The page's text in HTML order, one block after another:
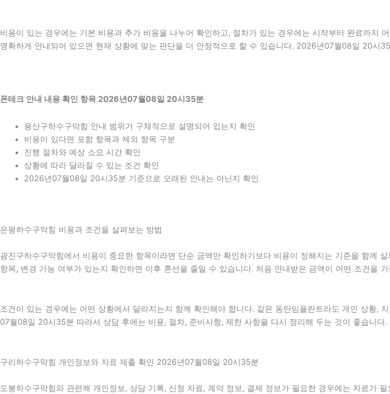
비용이 있는 경우에는 기본 비용과 추가 비용을 나누어 확인하고, 절차가 있는 경우에는 시작부터 완료까지
명확하게 안내되어 있으면 현재 상황에 맞는 판단을 더 안정적으로 할 수 있습니다. 2026년07월08일 20시
폰테크 안내 내용 확인 항목 2026년07월08일 20시35분
용산구하수구막힘 안내 범위가 구체적으로 설명되어 있는지 확인
비용이 있다면 포함 항목과 제외 항목 구분
진행 절차와 예상 소요 시간 확인
상황에 따라 달라질 수 있는 조건 확인
2026년07월08일 20시35분 기준으로 오래된 안내는 아닌지 확인
은평하수구막힘 비용과 조건을 살펴보는 방법
광진구하수구막힘에서 비용이 중요한 항목이라면 단순 금액만 확인하기보다 비용이 정해지는 기준을 함께
항목, 변경 가능 여부가 있는지 확인하면 이후 혼선을 줄일 수 있습니다. 처음 안내받은 금액이 어떤 조건을
조건이 있는 경우에는 어떤 상황에서 달라지는지 함께 확인해야 합니다. 같은 동탄임플란트라도 개인 상황,
07월08일 20시35분 따라서 상담 후에는 비용, 절차, 준비사항, 제한 사항을 다시 정리해 두는 것이 좋습니다.
구리하수구막힘 개인정보와 자료 제출 확인 2026년07월08일 20시35분
도봉하수구막힘와 관련해 개인정보, 상담 기록, 신청 자료, 계약 정보, 결제 정보가 필요한 경우에는 자료가